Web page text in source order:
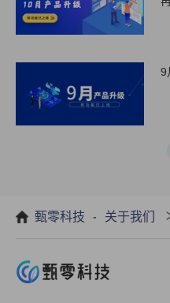
9
甄零科技 - 关于我们